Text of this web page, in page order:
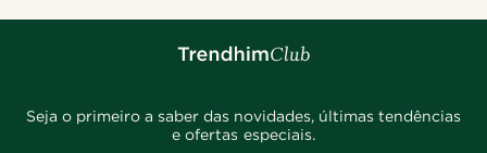
Seja o primeiro a saber das novidades, últimas tendências
e ofertas especiais.